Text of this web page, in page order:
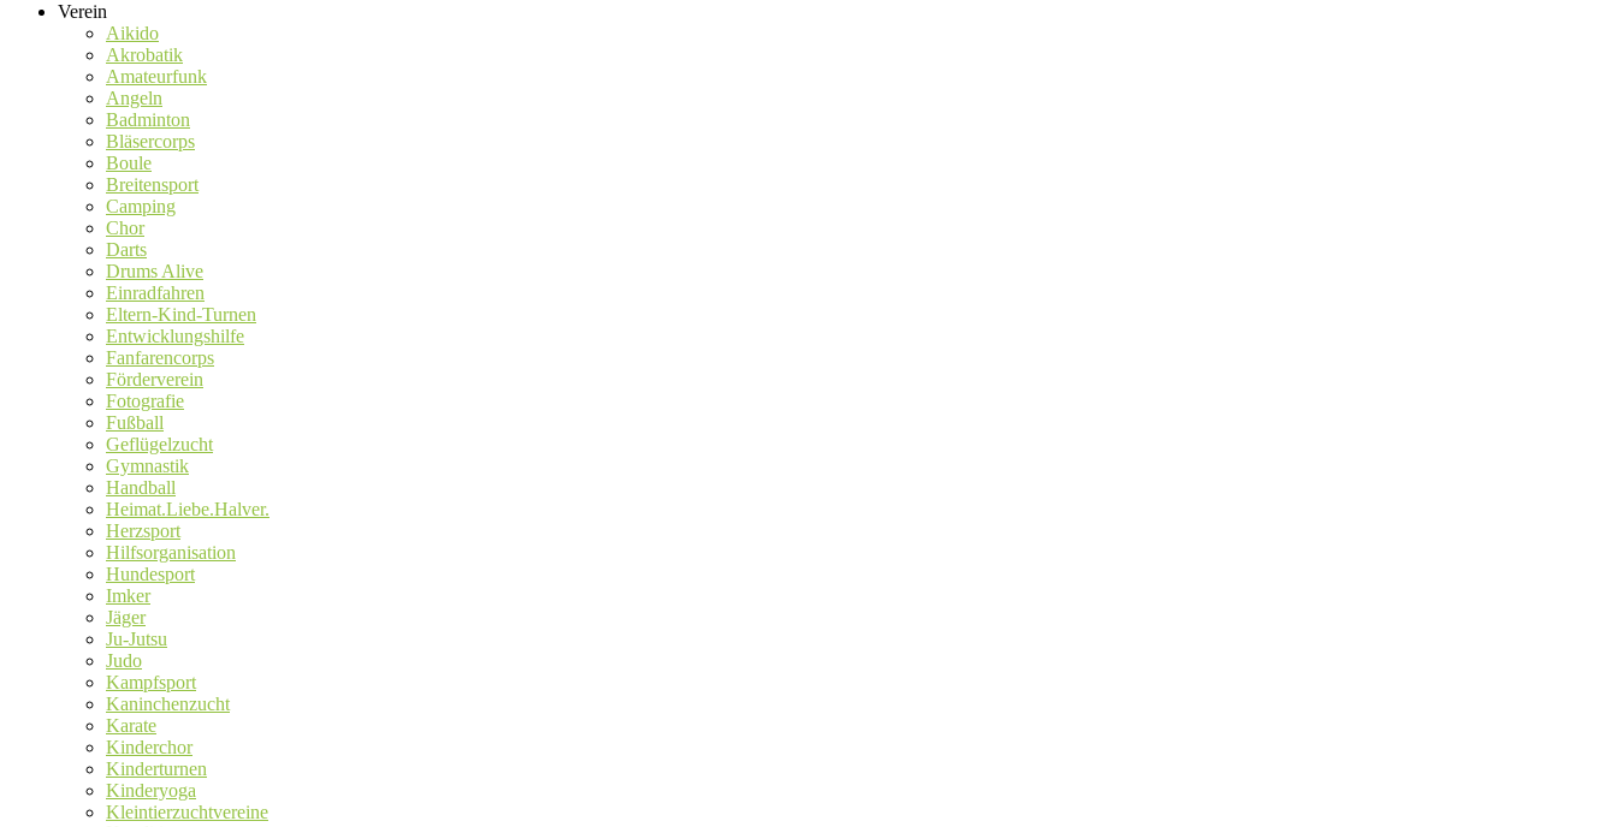
Verein
Aikido
Akrobatik
Amateurfunk
Angeln
Badminton
Bläsercorps
Boule
Breitensport
Camping
Chor
Darts
Drums Alive
Einradfahren
Eltern-Kind-Turnen
Entwicklungshilfe
Fanfarencorps
Förderverein
Fotografie
Fußball
Geflügelzucht
Gymnastik
Handball
Heimat.Liebe.Halver.
Herzsport
Hilfsorganisation
Hundesport
Imker
Jäger
Ju-Jutsu
Judo
Kampfsport
Kaninchenzucht
Karate
Kinderchor
Kinderturnen
Kinderyoga
Kleintierzuchtvereine